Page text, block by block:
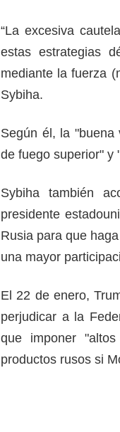
“La excesiva
estas estrategias
mediante la fuerza
Sybiha.
Según él, la "buena
de fuego superior" y
Sybiha también
presidente
Rusia para que
una mayor
El 22 de enero,
perjudicar a la
que imponer
productos rusos si